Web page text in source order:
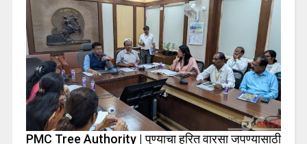
PMC Tree Authority | पुण्याचा हरित वारसा जपण्यासाठी